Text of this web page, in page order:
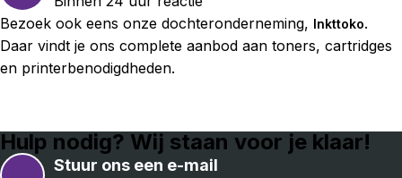
Bezoek ook eens onze dochteronderneming, Inkttoko.
Daar vindt je ons complete aanbod aan toners, cartridges
en printerbenodigdheden.
Hulp nodig? Wij staan voor je klaar!
Stuur ons een e-mail